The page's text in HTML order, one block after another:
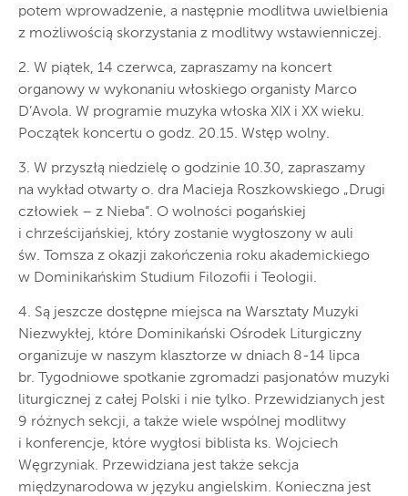
potem wprowadzenie, a następnie modlitwa uwielbienia
z możliwością skorzystania z modlitwy wstawienniczej.
2. W piątek, 14 czerwca, zapraszamy na koncert
organowy w wykonaniu włoskiego organisty Marco
D’Avola. W programie muzyka włoska XIX i XX wieku.
Początek koncertu o godz. 20.15. Wstęp wolny.
3. W przyszłą niedzielę o godzinie 10.30, zapraszamy
na wykład otwarty o. dra Macieja Roszkowskiego „Drugi
człowiek – z Nieba”. O wolności pogańskiej
i chrześcijańskiej, który zostanie wygłoszony w auli
św. Tomsza z okazji zakończenia roku akademickiego
w Dominikańskim Studium Filozofii i Teologii.
4. Są jeszcze dostępne miejsca na Warsztaty Muzyki
Niezwykłej, które Dominikański Ośrodek Liturgiczny
organizuje w naszym klasztorze w dniach 8-14 lipca
br. Tygodniowe spotkanie zgromadzi pasjonatów muzyki
liturgicznej z całej Polski i nie tylko. Przewidzianych jest
9 różnych sekcji, a także wiele wspólnej modlitwy
i konferencje, które wygłosi biblista ks. Wojciech
Węgrzyniak. Przewidziana jest także sekcja
międzynarodowa w języku angielskim. Konieczna jest